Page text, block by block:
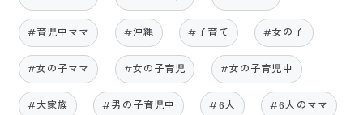
#育児中ママ #沖縄 #子育て #女の子
#女の子ママ #女の子育児 #女の子育児中
#大家族 #男の子育児中 #6人 #6人のママ